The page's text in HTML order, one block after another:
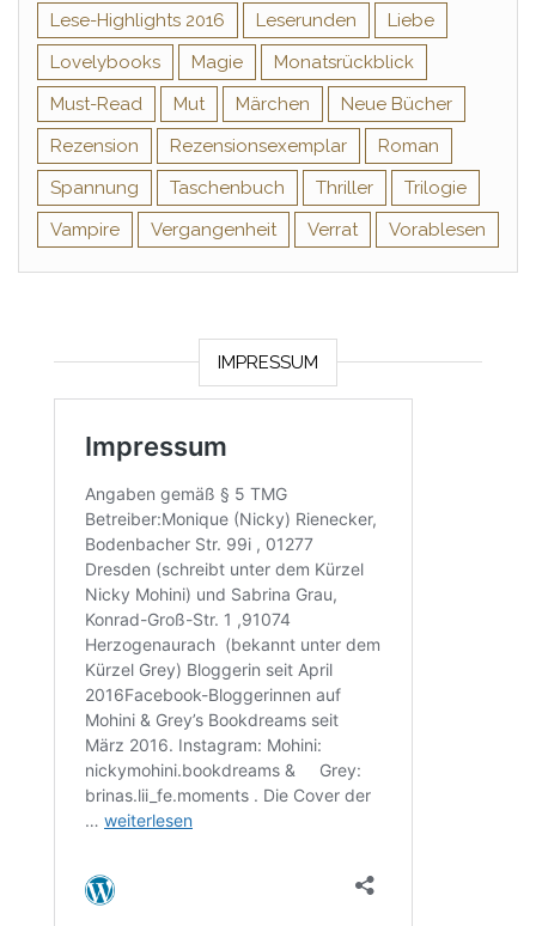
Lese-Highlights 2016
Leserunden
Liebe
Lovelybooks
Magie
Monatsrückblick
Must-Read
Mut Märchen
Neue Bücher
Rezension
Rezensionsexemplar
Roman
Spannung
Taschenbuch Thriller
Trilogie
Vampire
Vergangenheit Verrat Vorablesen
IMPRESSUM